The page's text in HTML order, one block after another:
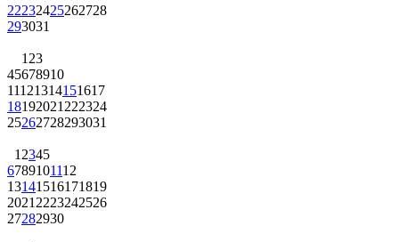
22232425262728
293031
1 23
45678910
11121314151617
18192021 222324
25262728293031
1 2345
6789101112
13141516171819
2021 2223242526
27282930